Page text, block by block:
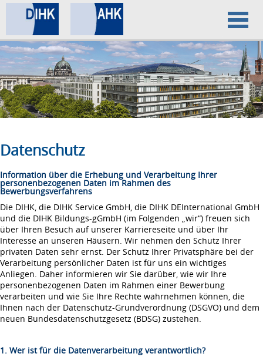
Home
Datenschutz
Impressum
Datenschutz
Information über die Erhebung und Verarbeitung Ihrer
personenbezogenen Daten im Rahmen des
Bewerbungsverfahrens
Die DIHK, die DIHK Service GmbH, die DIHK DEInternational GmbH
und die DIHK Bildungs-gGmbH (im Folgenden „wir“) freuen sich
über Ihren Besuch auf unserer Karriereseite und über Ihr
Interesse an unseren Häusern. Wir nehmen den Schutz Ihrer
privaten Daten sehr ernst. Der Schutz Ihrer Privatsphäre bei der
Verarbeitung persönlicher Daten ist für uns ein wichtiges
Anliegen. Daher informieren wir Sie darüber, wie wir Ihre
personenbezogenen Daten im Rahmen einer Bewerbung
verarbeiten und wie Sie Ihre Rechte wahrnehmen können, die
Ihnen nach der Datenschutz-Grundverordnung (DSGVO) und dem
neuen Bundesdatenschutzgesetz (BDSG) zustehen.
1. Wer ist für die Datenverarbeitung verantwortlich?